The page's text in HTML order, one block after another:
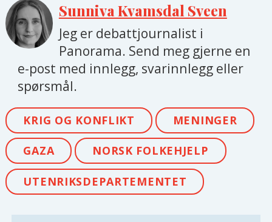
Sunniva Kvamsdal Sveen
Jeg er debattjournalist i
Panorama. Send meg gjerne en
e-post med innlegg, svarinnlegg eller
spørsmål.
KRIG OG KONFLIKT MENINGER
GAZA NORSK FOLKEHJELP
UTENRIKSDEPARTEMENTET